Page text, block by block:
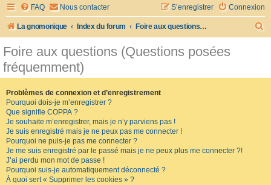
FAQ Nous contacter Connexion
S’enregistrer
La gnomonique Index du forum Foire aux questions (Questions posées fréquemment)
Foire aux questions (Questions posées
fréquemment)
Problèmes de connexion et d’enregistrement
Pourquoi dois-je m’enregistrer ?
Que signifie COPPA ?
Je souhaite m’enregistrer, mais je n’y parviens pas !
Je suis enregistré mais je ne peux pas me connecter !
Pourquoi ne puis-je pas me connecter ?
Je me suis enregistré par le passé mais je ne peux plus me connecter ?!
J’ai perdu mon mot de passe !
Pourquoi suis-je automatiquement déconnecté ?
À quoi sert « Supprimer les cookies » ?